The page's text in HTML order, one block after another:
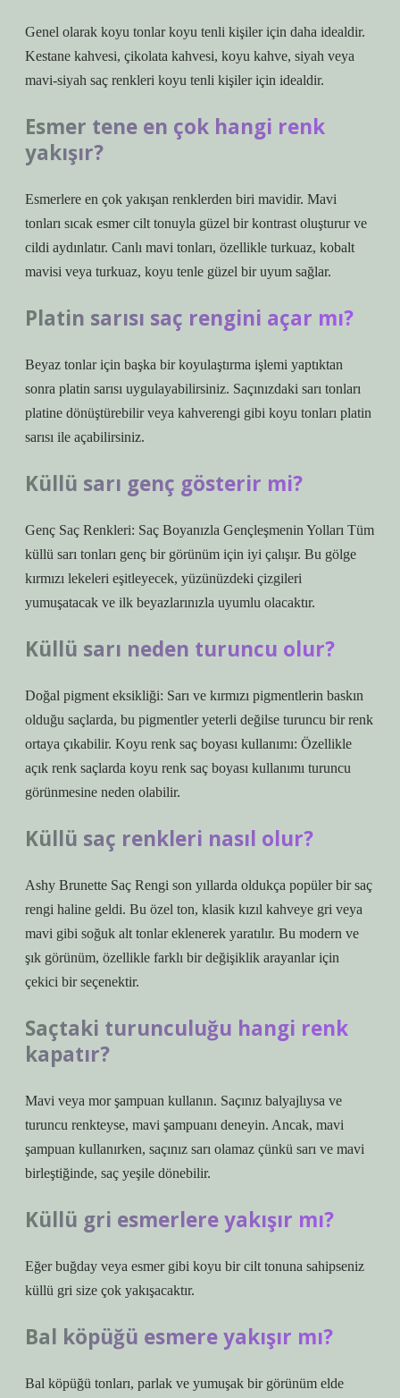
Genel olarak koyu tonlar koyu tenli kişiler için daha idealdir.
Kestane kahvesi, çikolata kahvesi, koyu kahve, siyah veya
mavi-siyah saç renkleri koyu tenli kişiler için idealdir.
Esmer tene en çok hangi renk
yakışır?
Esmerlere en çok yakışan renklerden biri mavidir. Mavi
tonları sıcak esmer cilt tonuyla güzel bir kontrast oluşturur ve
cildi aydınlatır. Canlı mavi tonları, özellikle turkuaz, kobalt
mavisi veya turkuaz, koyu tenle güzel bir uyum sağlar.
Platin sarısı saç rengini açar mı?
Beyaz tonlar için başka bir koyulaştırma işlemi yaptıktan
sonra platin sarısı uygulayabilirsiniz. Saçınızdaki sarı tonları
platine dönüştürebilir veya kahverengi gibi koyu tonları platin
sarısı ile açabilirsiniz.
Küllü sarı genç gösterir mi?
Genç Saç Renkleri: Saç Boyanızla Gençleşmenin Yolları Tüm
küllü sarı tonları genç bir görünüm için iyi çalışır. Bu gölge
kırmızı lekeleri eşitleyecek, yüzünüzdeki çizgileri
yumuşatacak ve ilk beyazlarınızla uyumlu olacaktır.
Küllü sarı neden turuncu olur?
Doğal pigment eksikliği: Sarı ve kırmızı pigmentlerin baskın
olduğu saçlarda, bu pigmentler yeterli değilse turuncu bir renk
ortaya çıkabilir. Koyu renk saç boyası kullanımı: Özellikle
açık renk saçlarda koyu renk saç boyası kullanımı turuncu
görünmesine neden olabilir.
Küllü saç renkleri nasıl olur?
Ashy Brunette Saç Rengi son yıllarda oldukça popüler bir saç
rengi haline geldi. Bu özel ton, klasik kızıl kahveye gri veya
mavi gibi soğuk alt tonlar eklenerek yaratılır. Bu modern ve
şık görünüm, özellikle farklı bir değişiklik arayanlar için
çekici bir seçenektir.
Saçtaki turunculuğu hangi renk
kapatır?
Mavi veya mor şampuan kullanın. Saçınız balyajlıysa ve
turuncu renkteyse, mavi şampuanı deneyin. Ancak, mavi
şampuan kullanırken, saçınız sarı olamaz çünkü sarı ve mavi
birleştiğinde, saç yeşile dönebilir.
Küllü gri esmerlere yakışır mı?
Eğer buğday veya esmer gibi koyu bir cilt tonuna sahipseniz
küllü gri size çok yakışacaktır.
Bal köpüğü esmere yakışır mı?
Bal köpüğü tonları, parlak ve yumuşak bir görünüm elde